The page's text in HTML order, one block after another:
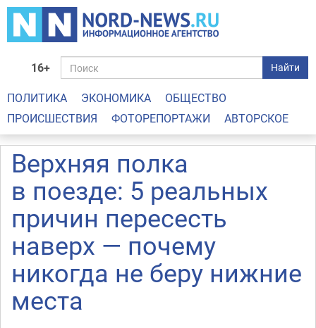
16+ Найти
ПОЛИТИКА ЭКОНОМИКА
ОБЩЕСТВО
ПРОИСШЕСТВИЯ
ФОТОРЕПОРТАЖИ АВТОРСКОЕ
Верхняя полка
в поезде: 5 реальных
причин пересесть
наверх — почему
никогда не беру нижние
места